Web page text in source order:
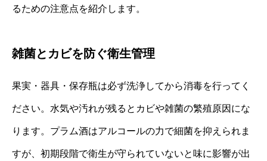
るための注意点を紹介します。
雑菌とカビを防ぐ衛生管理
果実・器具・保存瓶は必ず洗浄してから消毒を行ってく
ださい。水気や汚れが残るとカビや雑菌の繁殖原因にな
ります。プラム酒はアルコールの力で細菌を抑えられま
すが、初期段階で衛生が守られていないと味に影響が出